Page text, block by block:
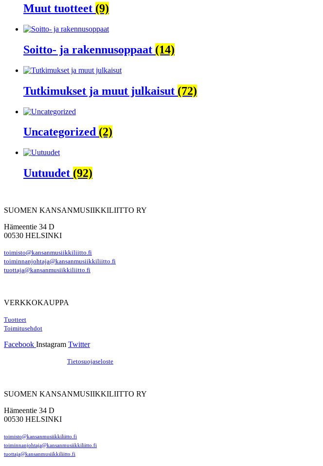
Muut tuotteet (9)
Soitto- ja rakennusoppaat (14)
Tutkimukset ja muut julkaisut (72)
Uncategorized (2)
Uutuudet (92)
SUOMEN KANSANMUSIIKKILIITTO RY
Hämeentie 34 D
00530 HELSINKI
toimisto@kansanmusiikkiliitto.fi
toiminnanjohtaja@kansanmusiikkiliitto.fi
tuottaja@kansanmusiikkiliitto.fi
VERKKOKAUPPA
Tuotteet
Toimitusehdot
Facebook Instagram Twitter
Tietosuojaseloste
SUOMEN KANSANMUSIIKKILIITTO RY
Hämeentie 34 D
00530 HELSINKI
toimisto@kansanmusiikkiliitto.fi
toiminnanjohtaja@kansanmusiikkiliitto.fi
tuottaja@kansanmusiikkiliitto.fi